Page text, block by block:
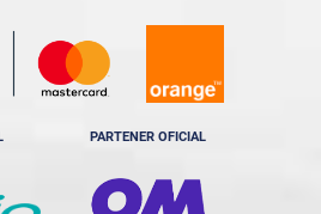
PARTENER OFICIAL